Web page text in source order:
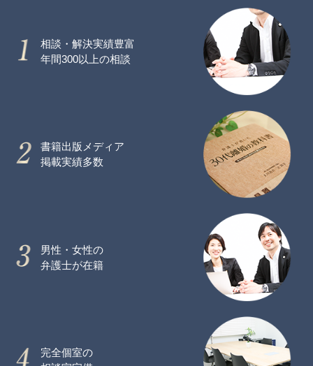
相談・解決実績豊富
年間300以上の相談
書籍出版メディア
掲載実績多数
男性・女性の
弁護士が在籍
完全個室の